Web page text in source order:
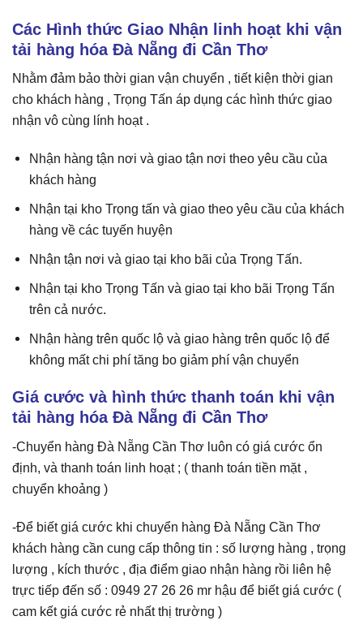
Các Hình thức Giao Nhận linh hoạt khi vận
tải hàng hóa Đà Nẵng đi Cần Thơ
Nhằm đảm bảo thời gian vận chuyển , tiết kiện thời gian
cho khách hàng , Trọng Tấn áp dụng các hình thức giao
nhận vô cùng lính hoạt .
Nhận hàng tận nơi và giao tận nơi theo yêu cầu của
khách hàng
Nhận tại kho Trọng tấn và giao theo yêu cầu của khách
hàng về các tuyến huyện
Nhận tận nơi và giao tại kho bãi của Trọng Tấn.
Nhận tại kho Trọng Tấn và giao tại kho bãi Trọng Tấn
trên cả nước.
Nhận hàng trên quốc lộ và giao hàng trên quốc lộ để
không mất chi phí tăng bo giảm phí vận chuyển
Giá cước và hình thức thanh toán khi vận
tải hàng hóa Đà Nẵng đi Cần Thơ
-Chuyển hàng Đà Nẵng Cần Thơ luôn có giá cước ổn
định, và thanh toán linh hoạt ; ( thanh toán tiền mặt ,
chuyển khoảng )
-Để biết giá cước khi chuyển hàng Đà Nẵng Cần Thơ
khách hàng cần cung cấp thông tin : số lượng hàng , trọng
lượng , kích thước , địa điểm giao nhận hàng rồi liên hệ
trực tiếp đến số : 0949 27 26 26 mr hậu để biết giá cước (
cam kết giá cước rẻ nhất thị trường )